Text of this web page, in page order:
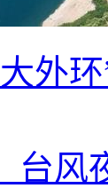
外
台风